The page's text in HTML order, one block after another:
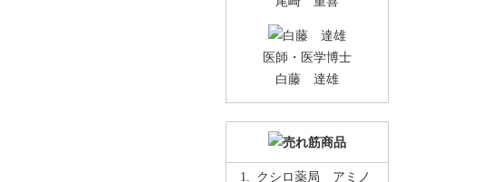
医師・医学博士
白藤 達雄
クシロ薬局 アミノ